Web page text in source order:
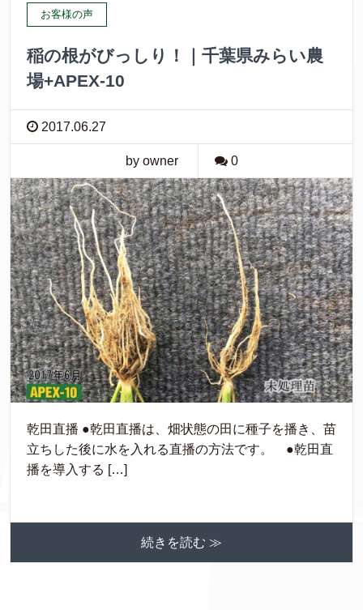
お客様の声
稲の根がびっしり！｜千葉県みらい農
場+APEX-10
2017.06.27
by owner 0
乾田直播 ●乾田直播は、畑状態の田に種子を播き、苗
立ちした後に水を入れる直播の方法です。 ●乾田直
播を導入する […]
続きを読む ≫